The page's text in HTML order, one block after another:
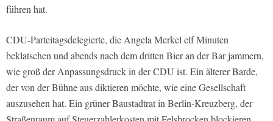
führen hat.
CDU-Parteitagsdelegierte, die Angela Merkel elf Minuten
beklatschen und abends nach dem dritten Bier an der Bar jammern,
wie groß der Anpassungsdruck in der CDU ist. Ein älterer Barde,
der von der Bühne aus diktieren möchte, wie eine Gesellschaft
auszusehen hat. Ein grüner Baustadtrat in Berlin-Kreuzberg, der